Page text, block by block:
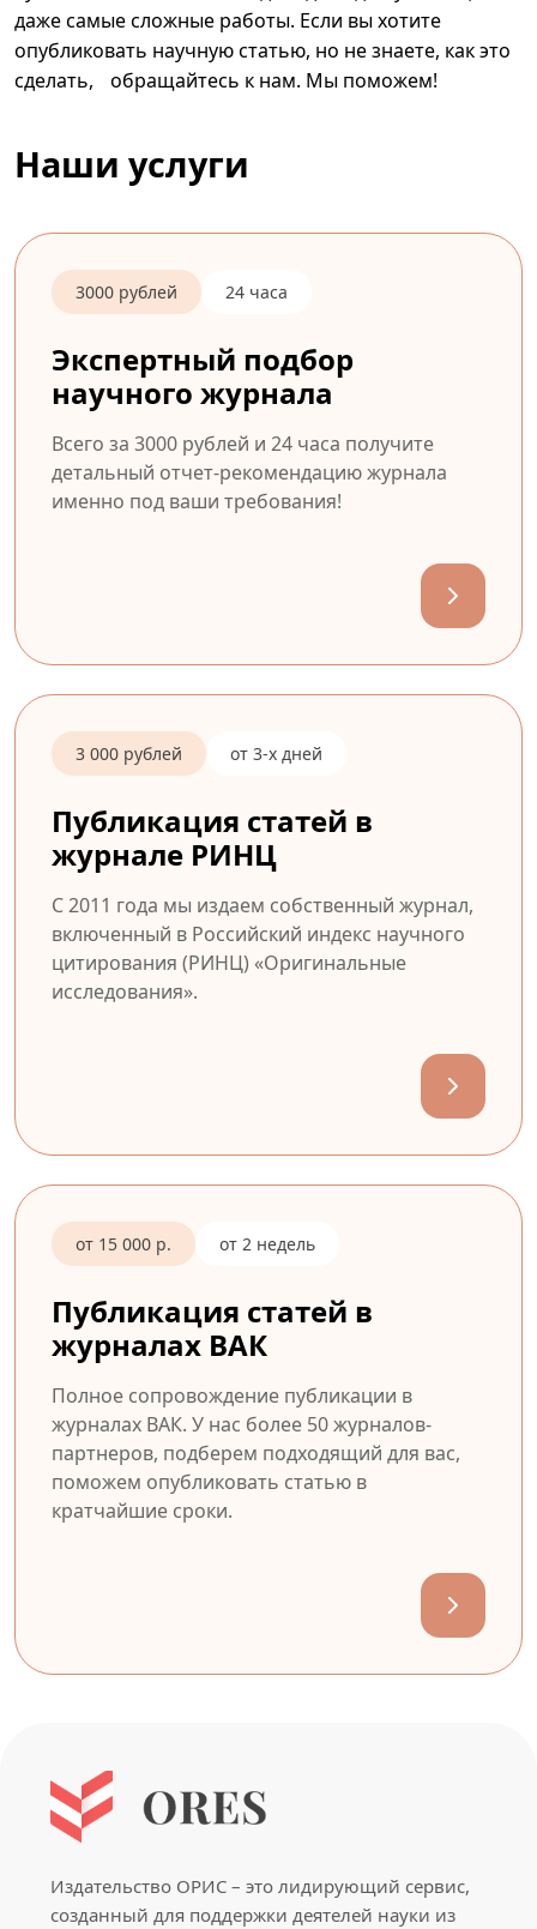
даже самые сложные работы. Если вы хотите
опубликовать научную статью, но не знаете, как это
сделать, обращайтесь к нам. Мы поможем!
Наши услуги
3000 рублей 24 часа
Экспертный подбор
научного журнала
Всего за 3000 рублей и 24 часа получите
детальный отчет-рекомендацию журнала
именно под ваши требования!
3 000 рублей от 3-х дней
Публикация статей в
журнале РИНЦ
С 2011 года мы издаем собственный журнал,
включенный в Российский индекс научного
цитирования (РИНЦ) «Оригинальные
исследования».
от 15 000 р. от 2 недель
Публикация статей в
журналах ВАК
Полное сопровождение публикации в
журналах ВАК. У нас более 50 журналов-
партнеров, подберем подходящий для вас,
поможем опубликовать статью в
кратчайшие сроки.
Издательство ОРИС – это лидирующий сервис,
созданный для поддержки деятелей науки из